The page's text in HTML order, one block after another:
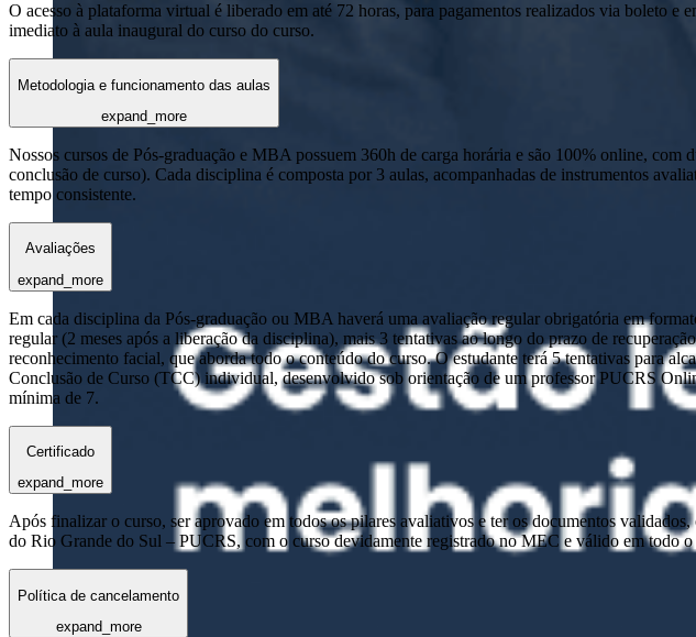
O acesso à plataforma virtual é liberado em até 72 horas, para pagamentos realizados via boleto
imediato à aula inaugural do curso do curso.
Metodologia e funcionamento das aulas
expand_more
Nossos cursos de Pós-graduação e MBA possuem 360h de carga horária e são 100% online, com
conclusão de curso). Cada disciplina é composta por 3 aulas, acompanhadas de instrumentos
tempo consistente.
Avaliações
expand_more
Em cada disciplina da Pós-graduação ou MBA haverá uma avaliação regular obrigatória em
regular (2 meses após a liberação da disciplina), mais 3 tentativas ao longo do prazo de
reconhecimento facial, que aborda todo o conteúdo do curso. O estudante terá 5 tentativas para
Conclusão de Curso (TCC) individual, desenvolvido sob orientação de um professor PUCRS
mínima de 7.
Certificado
expand_more
Após finalizar o curso, ser aprovado em todos os pilares avaliativos e ter os documentos
do Rio Grande do Sul – PUCRS, com o curso devidamente registrado no MEC e válido em todo
Política de cancelamento
expand_more